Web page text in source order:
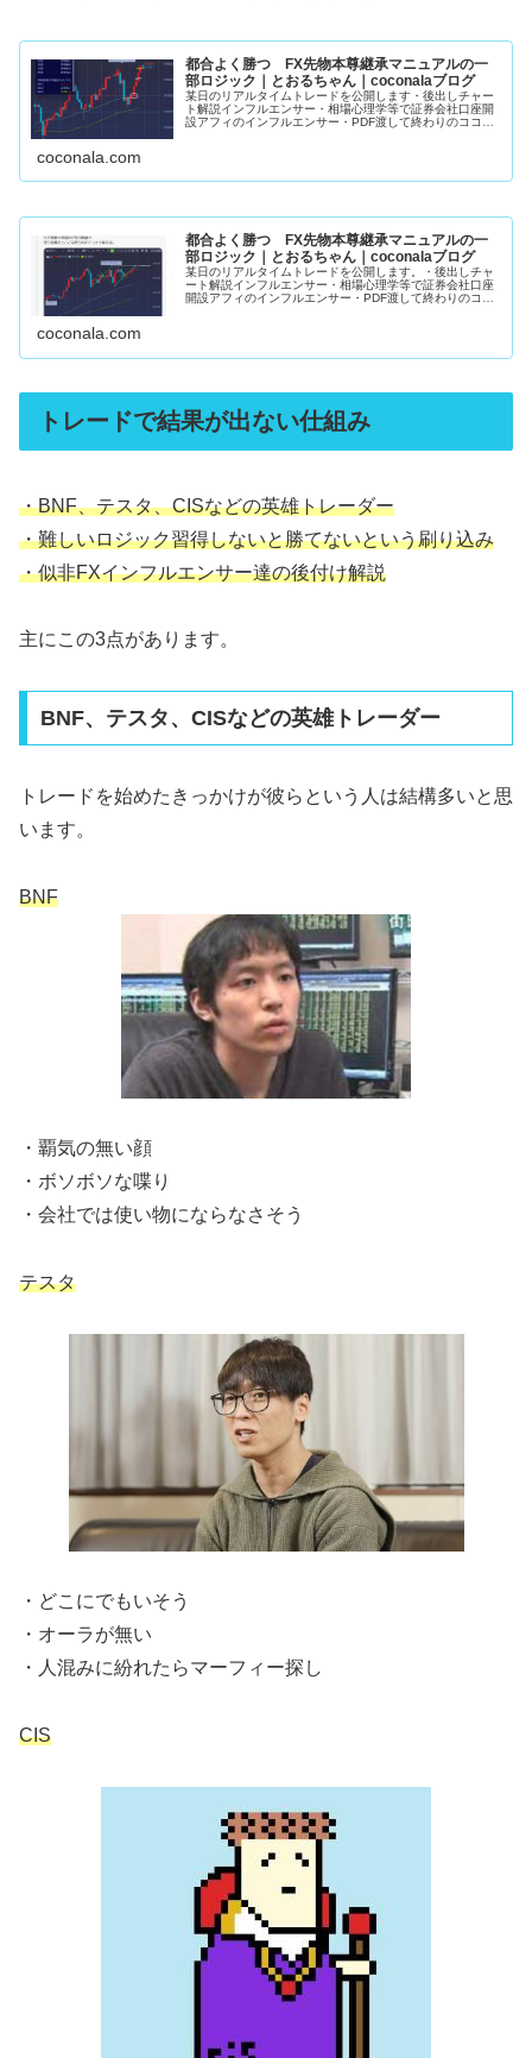
都合よく勝つ FX先物本尊継承マニュアルの一
部ロジック｜とおるちゃん｜coconalaブログ
某日のリアルタイムトレードを公開します・後出しチャー
ト解説インフルエンサー・相場心理学等で証券会社口座開
設アフィのインフルエンサー・PDF渡して終わりのココナ
coconala.com
都合よく勝つ FX先物本尊継承マニュアルの一
部ロジック｜とおるちゃん｜coconalaブログ
某日のリアルタイムトレードを公開します。・後出しチャ
ート解説インフルエンサー・相場心理学等で証券会社口座
開設アフィのインフルエンサー・PDF渡して終わりのココ
coconala.com
トレードで結果が出ない仕組み
・BNF、テスタ、CISなどの英雄トレーダー
・難しいロジック習得しないと勝てないという刷り込み
・似非FXインフルエンサー達の後付け解説
主にこの3点があります。
BNF、テスタ、CISなどの英雄トレーダー
トレードを始めたきっかけが彼らという人は結構多いと思
います。
BNF
・覇気の無い顔
・ボソボソな喋り
・会社では使い物にならなさそう
テスタ
・どこにでもいそう
・オーラが無い
・人混みに紛れたらマーフィー探し
CIS